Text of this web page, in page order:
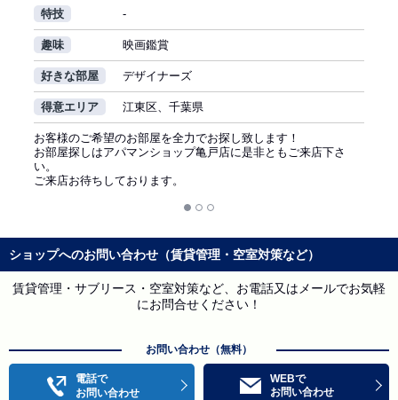
特技 -
趣味 映画鑑賞
好きな部屋 デザイナーズ
得意エリア 江東区、千葉県
お客様のご希望のお部屋を全力でお探し致します！
お部屋探しはアパマンショップ亀戸店に是非ともご来店下さ
い。
ご来店お待ちしております。
ショップへのお問い合わせ（賃貸管理・空室対策など）
賃貸管理・サブリース・空室対策など、お電話又はメールでお気軽
にお問合せください！
お問い合わせ（無料）
電話で
お問い合わせ
WEBで
お問い合わせ